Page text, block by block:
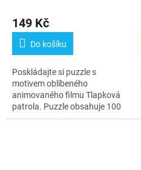
149 Kč
Do košíku
Poskládajte si puzzle s
motivem oblíbeného
animovaného filmu Tlapková
patrola. Puzzle obsahuje 100
dílků, které...